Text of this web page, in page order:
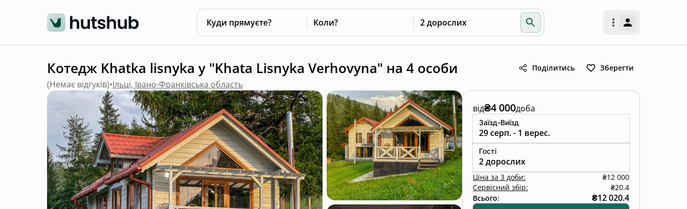
Куди прямуєте? Коли? 2 дорослих
Котедж Khatka lisnyka у "Khata Lisnyka Verhovyna" на 4 особи Поділитись Зберегти
(Немає відгуків)•Ільці, Івано-Франківська область
від₴4 000доба
Заїзд-Виїзд
29 серп. - 1 верес.
Гості
2 дорослих
Ціна за 3 доби:
₴12 000
Сервісний збір:
₴20.4
Всього:
₴12 020.4